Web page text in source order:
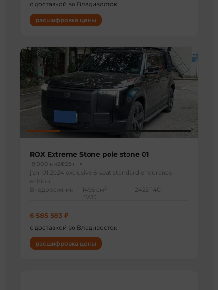
с доставкой во Владивосток
расшифровка цены
ROX Extreme Stone pole stone 01
19 000 км2025 г
jishi 01 2024 exclusive 6-seat standard endurance
edition
Внедорожник
1496 см 3
4WD
24221140
6 585 583 ₽
с доставкой во Владивосток
расшифровка цены